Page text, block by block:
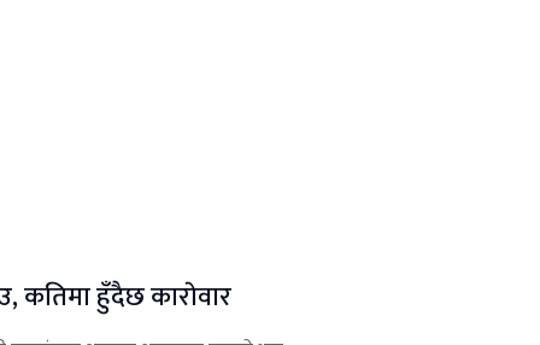
कतिमा हुँदैछ काराेवार